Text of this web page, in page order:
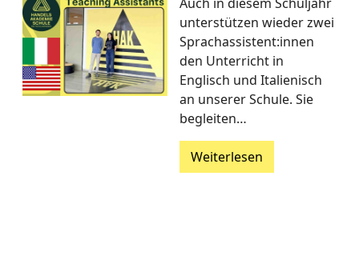
unterstützen wieder zwei
Sprachassistent:innen
den Unterricht in
Englisch und Italienisch
an unserer Schule. Sie
begleiten…
Weiterlesen